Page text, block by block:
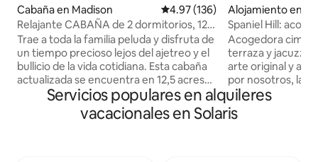
Cabaña en Madison Calificación promedio: 4.97 de
4.97 (136)
Relajante CABAÑA de 2 dormitorios, 12
acres, apta para perros, senderismo
Trae a toda la familia peluda y disfruta de
un tiempo precioso lejos del ajetreo y el
bullicio de la vida cotidiana. Esta cabaña
actualizada se encuentra en 12,5 acres
de tierra principalmente boscosa en el
corazón de la cordillera azul, condado de
Madison. ¡A 30 minutos de bodegas,
Alojamiento en
Spaniel Hill:
una colina con
Acogedora cima
terraza y jacuzzi.
arte original y
por nosotros, la
pero se siente
El nivel principal
renovado tiene
Servicios populares en alquileres
vacacionales en Solaris